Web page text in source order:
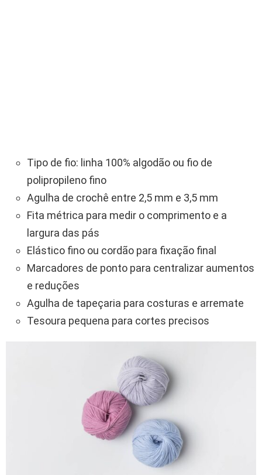
Tipo de fio: linha 100% algodão ou fio de
polipropileno fino
Agulha de crochê entre 2,5 mm e 3,5 mm
Fita métrica para medir o comprimento e a
largura das pás
Elástico fino ou cordão para fixação final
Marcadores de ponto para centralizar aumentos
e reduções
Agulha de tapeçaria para costuras e arremate
Tesoura pequena para cortes precisos